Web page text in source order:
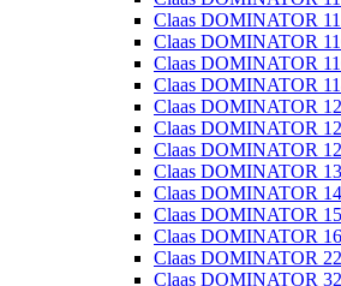
Claas DOMINATOR
Claas DOMINATOR
Claas DOMINATOR
Claas DOMINATOR
Claas DOMINATOR
Claas DOMINATOR
Claas DOMINATOR
Claas DOMINATOR
Claas DOMINATOR
Claas DOMINATOR
Claas DOMINATOR
Claas DOMINATOR
Claas DOMINATOR